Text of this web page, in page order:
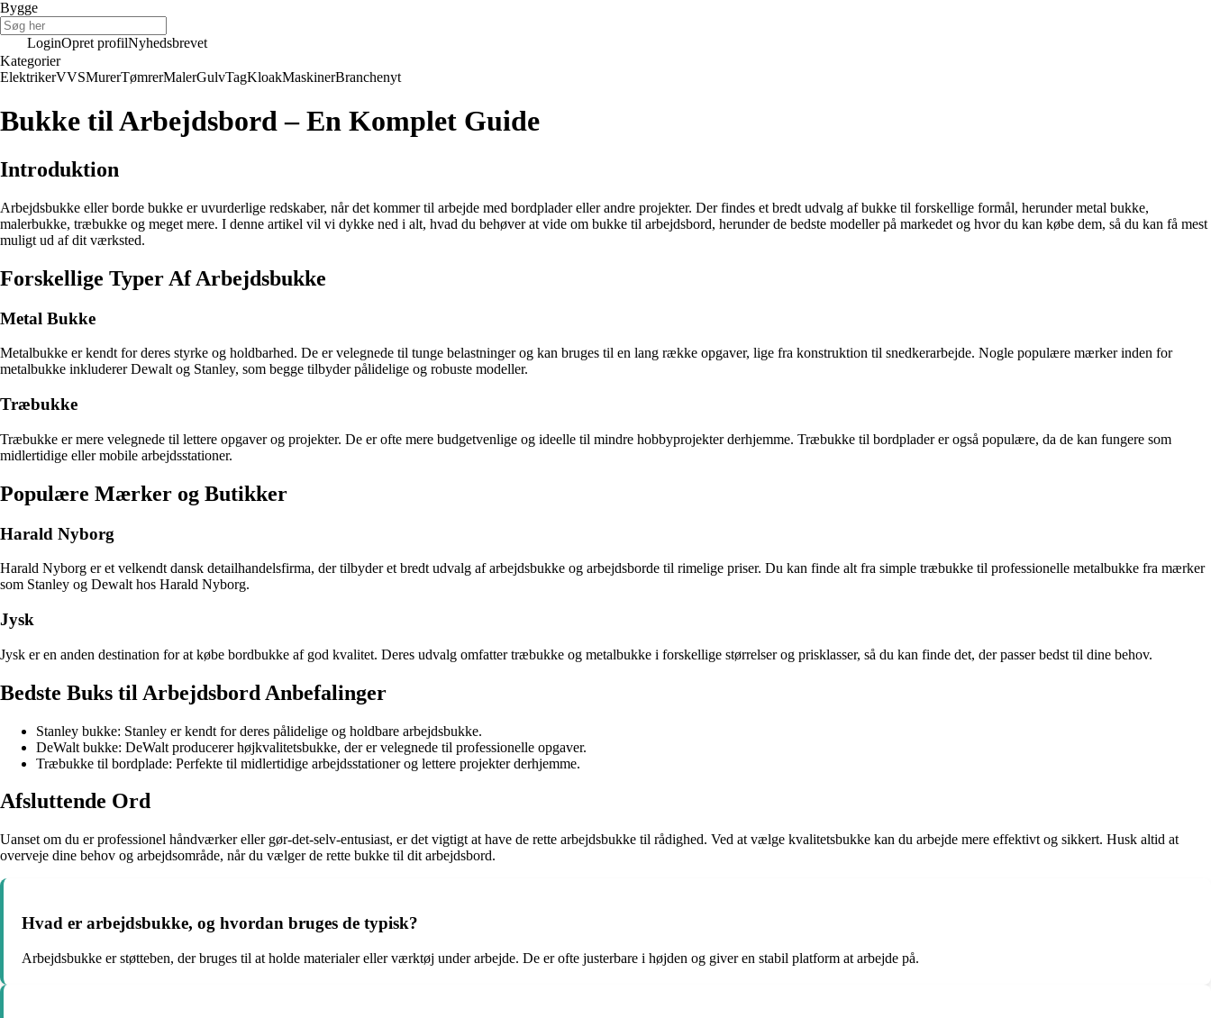
Bygge
LoginOpret profilNyhedsbrevet
Kategorier
ElektrikerVVSMurerTømrerMalerGulvTagKloakMaskinerBranchenyt
Bukke til Arbejdsbord – En Komplet Guide
Introduktion
Arbejdsbukke eller borde bukke er uvurderlige redskaber, når det kommer til arbejde med bordplader eller andre projekter. Der findes et bredt udvalg af bukke til forskellige formål, herunder metal bukke,
malerbukke, træbukke og meget mere. I denne artikel vil vi dykke ned i alt, hvad du behøver at vide om bukke til arbejdsbord, herunder de bedste modeller på markedet og hvor du kan købe dem, så du kan få mest
muligt ud af dit værksted.
Forskellige Typer Af Arbejdsbukke
Metal Bukke
Metalbukke er kendt for deres styrke og holdbarhed. De er velegnede til tunge belastninger og kan bruges til en lang række opgaver, lige fra konstruktion til snedkerarbejde. Nogle populære mærker inden for
metalbukke inkluderer Dewalt og Stanley, som begge tilbyder pålidelige og robuste modeller.
Træbukke
Træbukke er mere velegnede til lettere opgaver og projekter. De er ofte mere budgetvenlige og ideelle til mindre hobbyprojekter derhjemme. Træbukke til bordplader er også populære, da de kan fungere som
midlertidige eller mobile arbejdsstationer.
Populære Mærker og Butikker
Harald Nyborg
Harald Nyborg er et velkendt dansk detailhandelsfirma, der tilbyder et bredt udvalg af arbejdsbukke og arbejdsborde til rimelige priser. Du kan finde alt fra simple træbukke til professionelle metalbukke fra mærker
som Stanley og Dewalt hos Harald Nyborg.
Jysk
Jysk er en anden destination for at købe bordbukke af god kvalitet. Deres udvalg omfatter træbukke og metalbukke i forskellige størrelser og prisklasser, så du kan finde det, der passer bedst til dine behov.
Bedste Buks til Arbejdsbord Anbefalinger
Stanley bukke: Stanley er kendt for deres pålidelige og holdbare arbejdsbukke.
DeWalt bukke: DeWalt producerer højkvalitetsbukke, der er velegnede til professionelle opgaver.
Træbukke til bordplade: Perfekte til midlertidige arbejdsstationer og lettere projekter derhjemme.
Afsluttende Ord
Uanset om du er professionel håndværker eller gør-det-selv-entusiast, er det vigtigt at have de rette arbejdsbukke til rådighed. Ved at vælge kvalitetsbukke kan du arbejde mere effektivt og sikkert. Husk altid at
overveje dine behov og arbejdsområde, når du vælger de rette bukke til dit arbejdsbord.
Hvad er arbejdsbukke, og hvordan bruges de typisk?
Arbejdsbukke er støtteben, der bruges til at holde materialer eller værktøj under arbejde. De er ofte justerbare i højden og giver en stabil platform at arbejde på.